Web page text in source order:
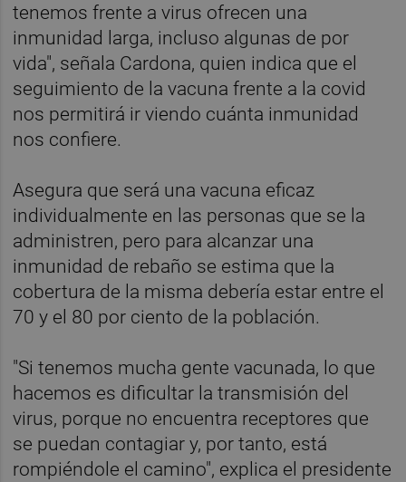
tenemos frente a virus ofrecen una
inmunidad larga, incluso algunas de por
vida", señala Cardona, quien indica que el
seguimiento de la vacuna frente a la covid
nos permitirá ir viendo cuánta inmunidad
nos confiere.
Asegura que será una vacuna eficaz
individualmente en las personas que se la
administren, pero para alcanzar una
inmunidad de rebaño se estima que la
cobertura de la misma debería estar entre el
70 y el 80 por ciento de la población.
"Si tenemos mucha gente vacunada, lo que
hacemos es dificultar la transmisión del
virus, porque no encuentra receptores que
se puedan contagiar y, por tanto, está
rompiéndole el camino", explica el presidente